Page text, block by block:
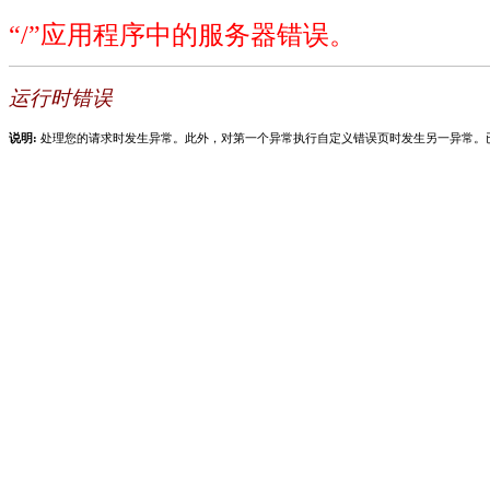
“/”应用程序中的服务器错误。
运行时错误
说明: 处理您的请求时发生异常。此外，对第一个异常执行自定义错误页时发生另一异常。